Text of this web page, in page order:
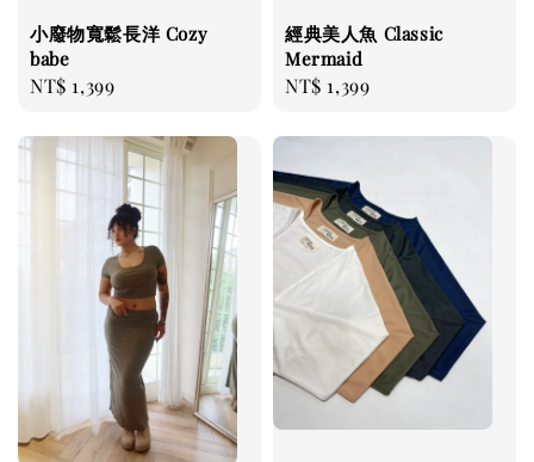
小廢物寬鬆長洋 Cozy
babe
Regular
NT$ 1,399
經典美人魚 Classic
Mermaid
Regular
NT$ 1,399